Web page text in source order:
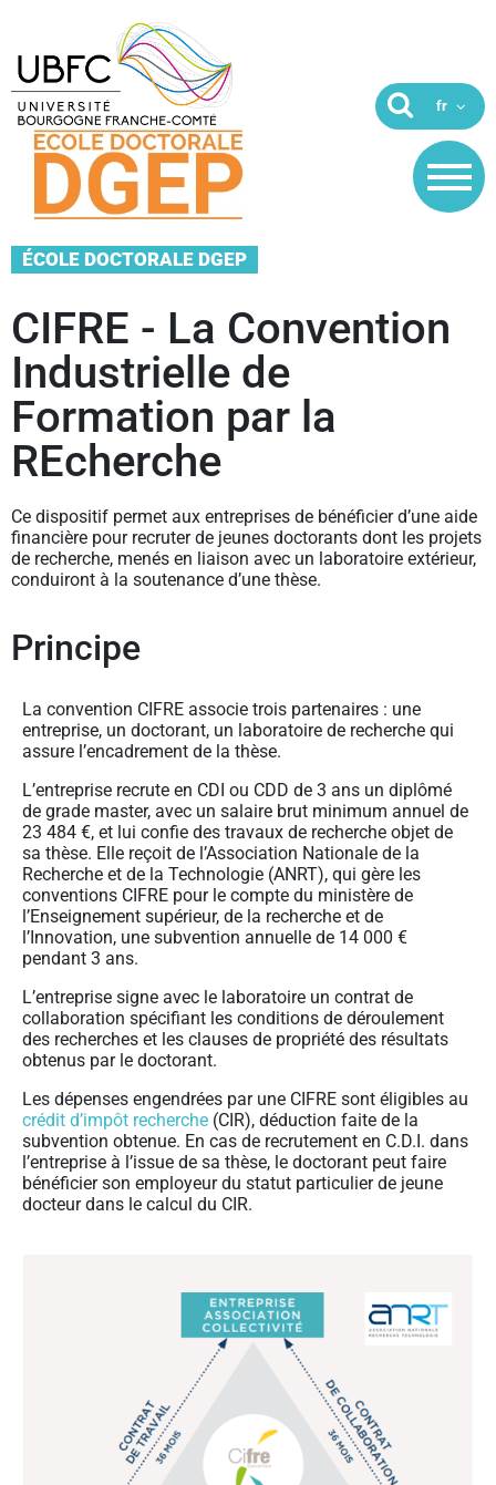
ÉCOLE DOCTORALE DGEP
CIFRE - La Convention
Industrielle de
Formation par la
REcherche
Ce dispositif permet aux entreprises de bénéficier d’une aide
financière pour recruter de jeunes doctorants dont les projets
de recherche, menés en liaison avec un laboratoire extérieur,
conduiront à la soutenance d’une thèse.
Principe
La convention CIFRE associe trois partenaires : une
entreprise, un doctorant, un laboratoire de recherche qui
assure l’encadrement de la thèse.
L’entreprise recrute en CDI ou CDD de 3 ans un diplômé
de grade master, avec un salaire brut minimum annuel de
23 484 €, et lui confie des travaux de recherche objet de
sa thèse. Elle reçoit de l’Association Nationale de la
Recherche et de la Technologie (ANRT), qui gère les
conventions CIFRE pour le compte du ministère de
l’Enseignement supérieur, de la recherche et de
l’Innovation, une subvention annuelle de 14 000 €
pendant 3 ans.
L’entreprise signe avec le laboratoire un contrat de
collaboration spécifiant les conditions de déroulement
des recherches et les clauses de propriété des résultats
obtenus par le doctorant.
Les dépenses engendrées par une CIFRE sont éligibles au
crédit d’impôt recherche (CIR), déduction faite de la
subvention obtenue. En cas de recrutement en C.D.I. dans
l’entreprise à l’issue de sa thèse, le doctorant peut faire
bénéficier son employeur du statut particulier de jeune
docteur dans le calcul du CIR.